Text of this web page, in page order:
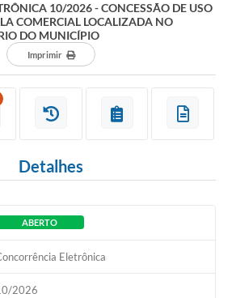
10/2026 - CONCESSÃO DE USO
COMERCIAL LOCALIZADA NO
DO MUNICÍPIO
Imprimir
Detalhes
ABERTO
Eletrônica
2026